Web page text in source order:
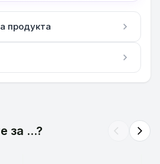
продукта chevron_right
chevron_right
за ...? arrow_back_ios arrow_forward_ios